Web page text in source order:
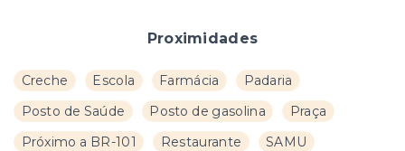
Proximidades
Creche Escola Farmácia
Padaria
Posto de Saúde
Posto de gasolina
Praça
Próximo a BR-101
Restaurante
SAMU